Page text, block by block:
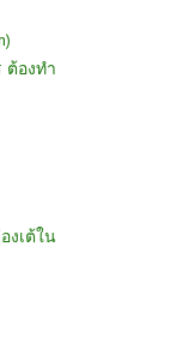
ต้องทำ
งเต้ใน